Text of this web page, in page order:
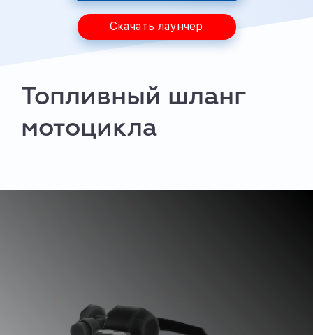
Скачать лаунчер
Топливный шланг
мотоцикла